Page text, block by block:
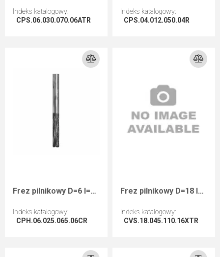
Indeks katalogowy:
CPS.06.030.070.06ATR
Indeks katalogowy:
CPS.04.012.050.04R
Frez pilnikowy D=6 I=25 L=65 S=6 RHwykańczający powłoka U-DIA kompozyty specjalna geometria
Indeks katalogowy:
CPH.06.025.065.06CR
Frez pilnikowy D=18 I=45 L=110 S=16 RHwykańczający negatyw powłoka NaDia
Indeks katalogowy:
CVS.18.045.110.16XTR